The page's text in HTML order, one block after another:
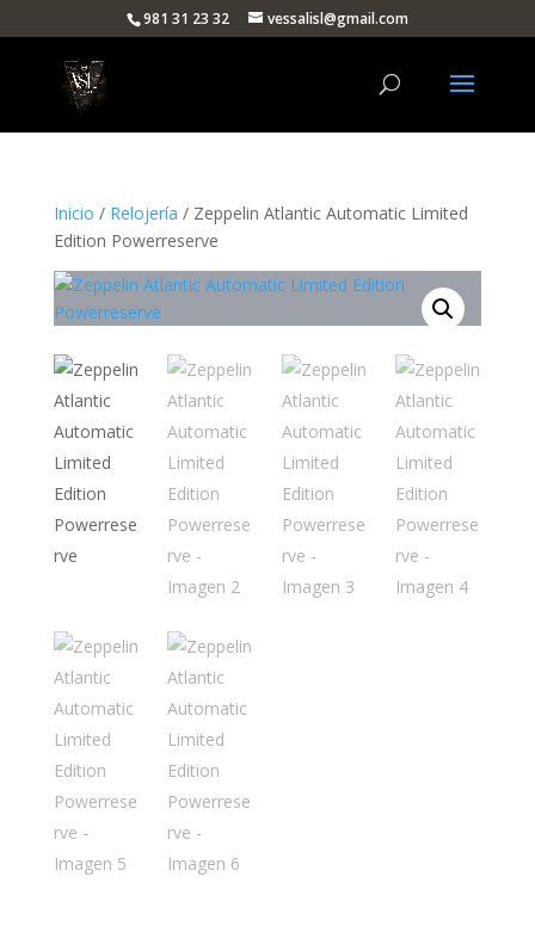
981 31 23 32 vessalisl@gmail.com
Inicio / Relojería / Zeppelin Atlantic Automatic Limited
Edition Powerreserve